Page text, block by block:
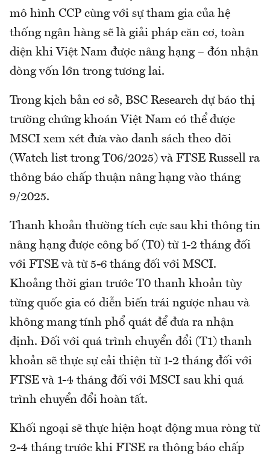
mô hình CCP cùng với sự tham gia của hệ
thống ngân hàng sẽ là giải pháp căn cơ, toàn
diện khi Việt Nam được nâng hạng – đón nhận
dòng vốn lớn trong tương lai.
Trong kịch bản cơ sở, BSC Research dự báo thị
trường chứng khoán Việt Nam có thể được
MSCI xem xét đưa vào danh sách theo dõi
(Watch list trong T06/2025) và FTSE Russell ra
thông báo chấp thuận nâng hạng vào tháng
9/2025.
Thanh khoản thường tích cực sau khi thông tin
nâng hạng được công bố (T0) từ 1-2 tháng đối
với FTSE và từ 5-6 tháng đối với MSCI.
Khoảng thời gian trước T0 thanh khoản tùy
từng quốc gia có diễn biến trái ngược nhau và
không mang tính phổ quát để đưa ra nhận
định. Đối với quá trình chuyển đổi (T1) thanh
khoản sẽ thực sự cải thiện từ 1-2 tháng đối với
FTSE và 1-4 tháng đối với MSCI sau khi quá
trình chuyển đổi hoàn tất.
Khối ngoại sẽ thực hiện hoạt động mua ròng từ
2-4 tháng trước khi FTSE ra thông báo chấp